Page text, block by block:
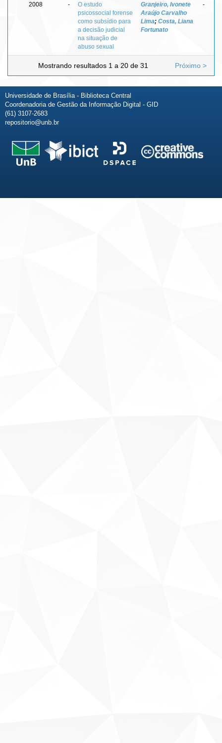
2008 -
O estudo
psicossocial forense
como subsídio para
a decisão judicial
na situação de
abuso sexual
Granjeiro, Ivonete
Araújo Carvalho
Lima; Costa, Liana
Fortunato
-
Mostrando resultados 1 a 20 de 31 Próximo >
Universidade de Brasília - Biblioteca Central
Coordenadoria de Gestão da Informação Digital - GID
(61) 3107-2683
repositorio@unb.br